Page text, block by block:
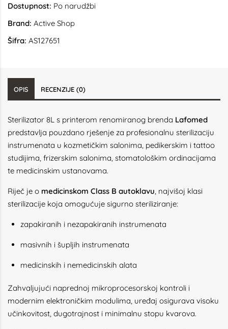
Dostupnost: Po narudžbi
Brand: Active Shop
Šifra: AS127651
OPIS RECENZIJE (0)
Sterilizator 8L s printerom renomiranog brenda Lafomed
predstavlja pouzdano rješenje za profesionalnu sterilizaciju
instrumenata u kozmetičkim salonima, pedikerskim i tattoo
studijima, frizerskim salonima, stomatološkim ordinacijama
te medicinskim ustanovama.
Riječ je o medicinskom Class B autoklavu, najvišoj klasi
sterilizacije koja omogućuje sigurno steriliziranje:
zapakiranih i nezapakiranih instrumenata
masivnih i šupljih instrumenata
medicinskih i nemedicinskih alata
Zahvaljujući naprednoj mikroprocesorskoj kontroli i
modernim elektroničkim modulima, uređaj osigurava visoku
učinkovitost, dugotrajnost i minimalnu stopu kvarova.